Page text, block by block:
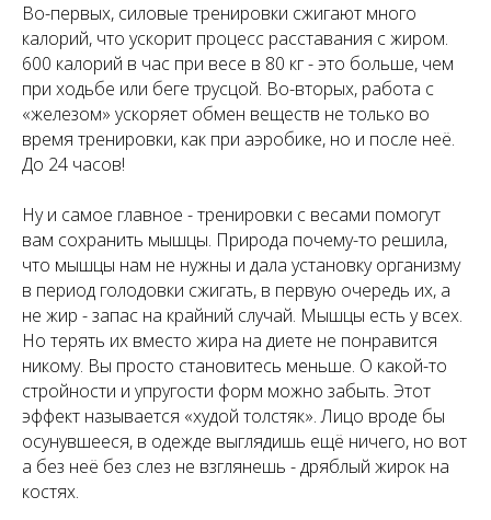
Во-первых, силовые тренировки сжигают много
калорий, что ускорит процесс расставания с жиром.
600 калорий в час при весе в 80 кг - это больше, чем
при ходьбе или беге трусцой. Во-вторых, работа с
«железом» ускоряет обмен веществ не только во
время тренировки, как при аэробике, но и после неё.
До 24 часов!
Ну и самое главное - тренировки с весами помогут
вам сохранить мышцы. Природа почему-то решила,
что мышцы нам не нужны и дала установку организму
в период голодовки сжигать, в первую очередь их, а
не жир - запас на крайний случай. Мышцы есть у всех.
Но терять их вместо жира на диете не понравится
никому. Вы просто становитесь меньше. О какой-то
стройности и упругости форм можно забыть. Этот
эффект называется «худой толстяк». Лицо вроде бы
осунувшееся, в одежде выглядишь ещё ничего, но вот
а без неё без слез не взглянешь - дряблый жирок на
костях.